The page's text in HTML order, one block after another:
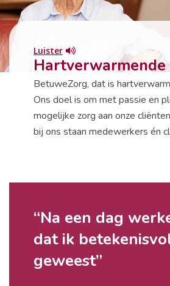
Luister
BetuweZorg, dat is
Ons doel is om met passie en
mogelijke zorg aan onze
bij ons staan medewerkers én
“Na een dag
dat ik
geweest”